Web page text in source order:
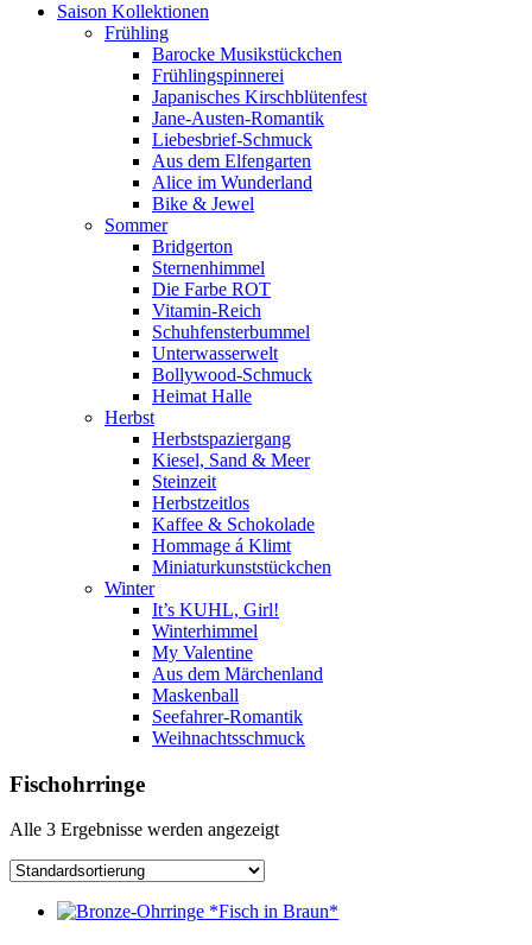
Saison Kollektionen
Frühling
Barocke Musikstückchen
Frühlingspinnerei
Japanisches Kirschblütenfest
Jane-Austen-Romantik
Liebesbrief-Schmuck
Aus dem Elfengarten
Alice im Wunderland
Bike & Jewel
Sommer
Bridgerton
Sternenhimmel
Die Farbe ROT
Vitamin-Reich
Schuhfensterbummel
Unterwasserwelt
Bollywood-Schmuck
Heimat Halle
Herbst
Herbstspaziergang
Kiesel, Sand & Meer
Steinzeit
Herbstzeitlos
Kaffee & Schokolade
Hommage á Klimt
Miniaturkunststückchen
Winter
It’s KUHL, Girl!
Winterhimmel
My Valentine
Aus dem Märchenland
Maskenball
Seefahrer-Romantik
Weihnachtsschmuck
Fischohrringe
Alle 3 Ergebnisse werden angezeigt